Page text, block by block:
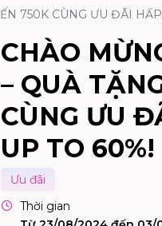
750K CÙNG ƯU ĐÃI
CHÀO
– QUÀ
CÙNG ƯU
UP TO 60%!
Ưu đãi
Thời gian